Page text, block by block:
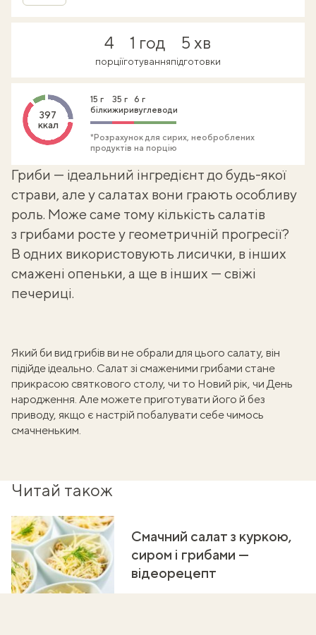
4
порції
1 год
готування
5 хв
підготовки
397
ккал
15 г
білки
35 г
жири
6 г
вуглеводи
*Розрахунок для сирих, необроблених
продуктів на порцію
Гриби — ідеальний інгредієнт до будь-якої
страви, але у салатах вони грають особливу
роль. Може саме тому кількість салатів
з грибами росте у геометричній прогресії?
В одних використовують лисички, в інших
смажені опеньки, а ще в інших — свіжі
печериці.
Який би вид грибів ви не обрали для цього салату, він
підійде ідеально. Салат зі смаженими грибами стане
прикрасою святкового столу, чи то Новий рік, чи День
народження. Але можете приготувати його й без
приводу, якщо є настрій побалувати себе чимось
смачненьким.
Читай також
Смачний салат з куркою,
сиром і грибами —
відеорецепт